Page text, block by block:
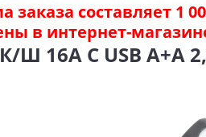
составляет 1
в интернет-
К/Ш 16А С USB